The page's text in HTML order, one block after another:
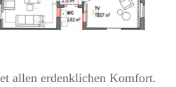
allen erdenklichen Komfort.